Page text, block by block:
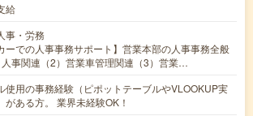
給
事・労務
ーでの人事事務サポート】営業本部の人事事務全般
人事関連（2）営業車管理関連（3）営業…
使用の事務経験（ピポットテーブルやVLOOKUP実
がある方。 業界未経験OK！